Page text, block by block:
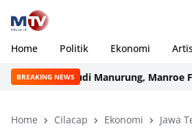
Home Politik Ekonomi
BREAKING NEWSRudi Manurung, Manroe FC
Home Cilacap Ekonomi Jawa